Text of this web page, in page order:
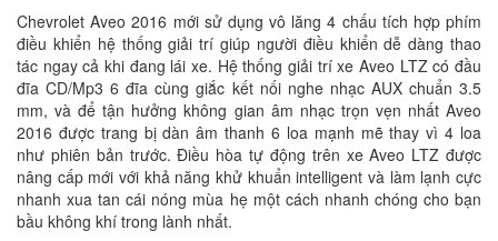
Chevrolet Aveo 2016 mới sử dụng vô lăng 4 chấu tích hợp phím
điều khiển hệ thống giải trí giúp người điều khiển dễ dàng thao
tác ngay cả khi đang lái xe. Hệ thống giải trí xe Aveo LTZ có đầu
đĩa CD/Mp3 6 đĩa cùng giắc kết nối nghe nhạc AUX chuẩn 3.5
mm, và để tận hưởng không gian âm nhạc trọn vẹn nhất Aveo
2016 được trang bị dàn âm thanh 6 loa mạnh mẽ thay vì 4 loa
như phiên bản trước. Điều hòa tự động trên xe Aveo LTZ được
nâng cấp mới với khả năng khử khuẩn intelligent và làm lạnh cực
nhanh xua tan cái nóng mùa hẹ một cách nhanh chóng cho bạn
bầu không khí trong lành nhất.